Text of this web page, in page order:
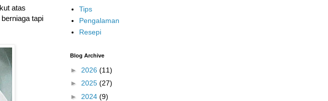
atas
tapi
Tips
Pengalaman
Resepi
Blog Archive
► 2026 (11)
► 2025 (27)
► 2024 (9)